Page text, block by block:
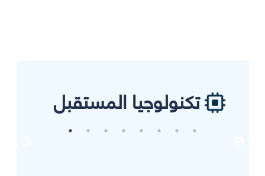
تكنولوجيا المستقبل